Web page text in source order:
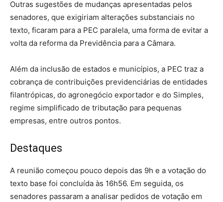
Outras sugestões de mudanças apresentadas pelos
senadores, que exigiriam alterações substanciais no
texto, ficaram para a PEC paralela, uma forma de evitar a
volta da reforma da Previdência para a Câmara.
Além da inclusão de estados e municípios, a PEC traz a
cobrança de contribuições previdenciárias de entidades
filantrópicas, do agronegócio exportador e do Simples,
regime simplificado de tributação para pequenas
empresas, entre outros pontos.
Destaques
A reunião começou pouco depois das 9h e a votação do
texto base foi concluída às 16h56. Em seguida, os
senadores passaram a analisar pedidos de votação em